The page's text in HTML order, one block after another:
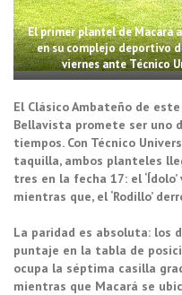
El primer plantel de
en su complejo deportivo
viernes ante Técnico
El Clásico Ambateño de
Bellavista promete ser uno
tiempos. Con Técnico
taquilla, ambos planteles
tres en la fecha 17: el
mientras que, el ‘Rodillo’
La paridad es absoluta: los
puntaje en la tabla de
ocupa la séptima casilla
mientras que Macará se